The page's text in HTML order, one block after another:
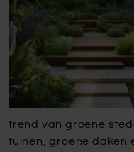
trend van groene
tuinen, groene daken